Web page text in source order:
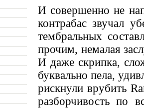
И совершенно не
контрабас звучал
тембральных
прочим, немалая
И даже скрипка,
буквально пела,
рискнули врубить
разборчивость по